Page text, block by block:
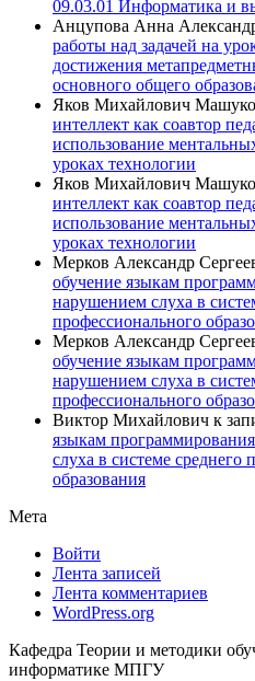
09.03.01 Информатика и
Анцупова Анна
работы над задачей на
достижения
основного общего
Яков Михайлович
интеллект как соавтор
использование
уроках технологии
Яков Михайлович
интеллект как соавтор
использование
уроках технологии
Мерков Александр
обучение языкам
нарушением слуха в
профессионального
Мерков Александр
обучение языкам
нарушением слуха в
профессионального
Виктор Михайлович к
языкам
слуха в системе среднего
образования
Мета
Войти
Лента записей
Лента комментариев
WordPress.org
Кафедра Теории и методики
информатике МПГУ